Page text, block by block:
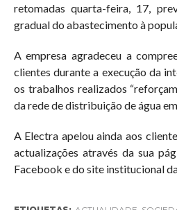
retomadas quarta-feira, 17,
gradual do abastecimento à
A empresa agradeceu a
clientes durante a execução da
os trabalhos realizados
da rede de distribuição de água em
A Electra apelou ainda aos
actualizações através da sua
Facebook e do site institucional